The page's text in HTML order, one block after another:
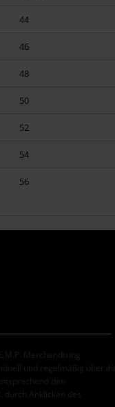
44
46
48
50
52
54
56
Merchandising
und regelmäßig über ihr
den
durch Anklicken des